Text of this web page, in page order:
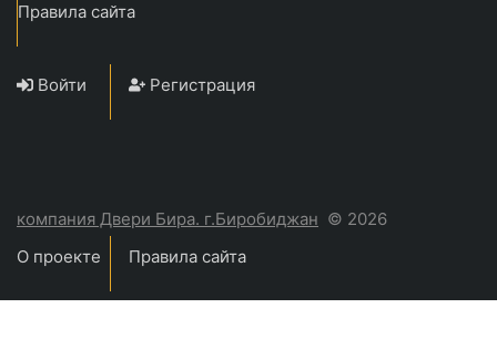
Правила сайта
Войти Регистрация
компания Двери Бира. г.Биробиджан © 2026
О проекте
Правила сайта